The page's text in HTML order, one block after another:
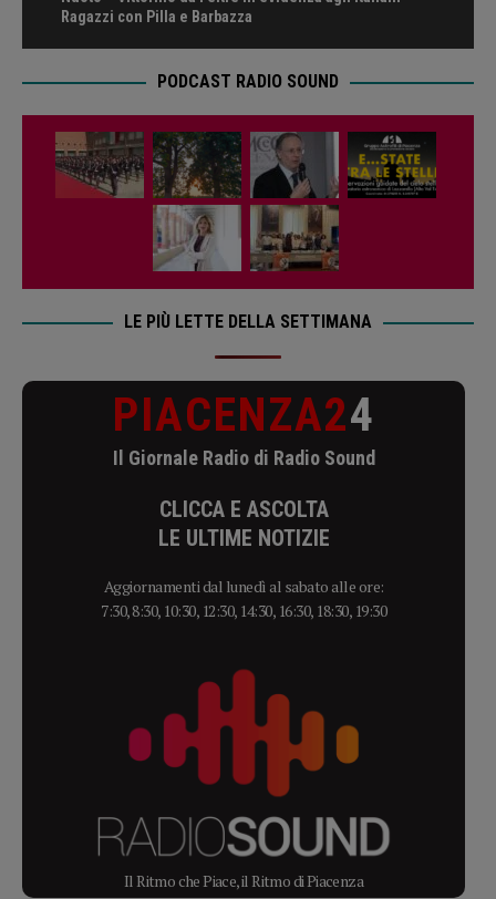
Ragazzi con Pilla e Barbazza
PODCAST RADIO SOUND
LE PIÙ LETTE DELLA SETTIMANA
PIACENZA24
Il Giornale Radio di Radio Sound
CLICCA E ASCOLTA
LE ULTIME NOTIZIE
Aggiornamenti dal lunedì al sabato alle ore:
7:30, 8:30, 10:30, 12:30, 14:30, 16:30, 18:30, 19:30
Il Ritmo che Piace, il Ritmo di Piacenza